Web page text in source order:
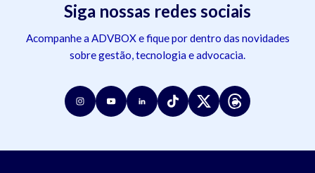
Siga nossas redes sociais
Acompanhe a ADVBOX e fique por dentro das novidades
sobre gestão, tecnologia e advocacia.